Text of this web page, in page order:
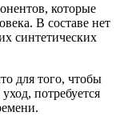
которые
В составе нет
синтетических
для того, чтобы
потребуется